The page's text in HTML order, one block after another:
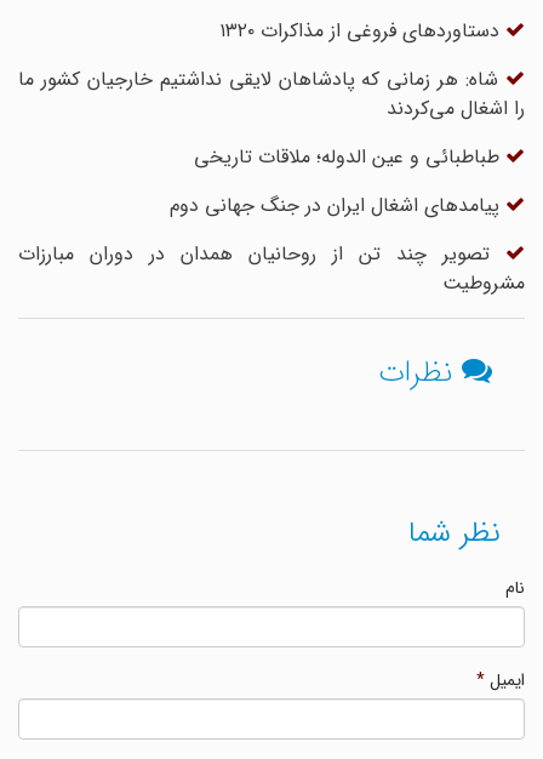
دستاوردهای فروغی از مذاکرات ۱۳۲۰
شاه: هر زمانی که پادشاهان لایقی نداشتیم خارجیان کشور ما
را اشغال می‌کردند
طباطبائی و عین الدوله؛ ملاقات تاریخی
پیامدهای اشغال ایران در جنگ جهانی دوم
تصویر چند تن از روحانیان همدان در دوران مبارزات
مشروطیت
نظرات
نظر شما
ایمیل*